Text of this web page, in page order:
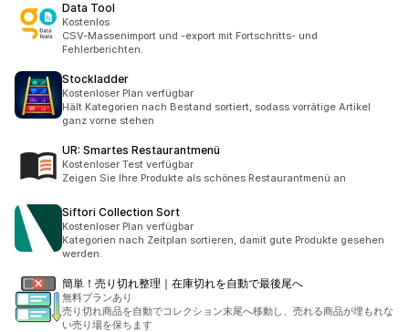
Data Tool
Kostenlos
CSV-Massenimport und -export mit Fortschritts- und
Fehlerberichten.
Stockladder
Kostenloser Plan verfügbar
Hält Kategorien nach Bestand sortiert, sodass vorrätige Artikel
ganz vorne stehen
UR: Smartes Restaurantmenü
Kostenloser Test verfügbar
Zeigen Sie Ihre Produkte als schönes Restaurantmenü an
Siftori Collection Sort
Kostenloser Plan verfügbar
Kategorien nach Zeitplan sortieren, damit gute Produkte gesehen
werden.
簡単！売り切れ整理｜在庫切れを自動で最後尾へ
無料プランあり
売り切れ商品を自動でコレクション末尾へ移動し、売れる商品が埋もれな
い売り場を保ちます